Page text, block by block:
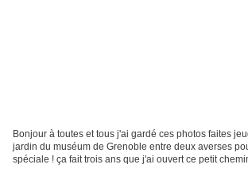
Bonjour à toutes et tous j'ai gardé ces photos faites
jardin du muséum de Grenoble entre deux averses
spéciale ! ça fait trois ans que j'ai ouvert ce petit